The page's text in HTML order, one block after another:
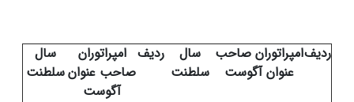
ردیفامپراتوران صاحب
عنوان آگوست
سال
سلطنت
ردیف امپراتوران
صاحب عنوان
آگوست
سال
سلطنت